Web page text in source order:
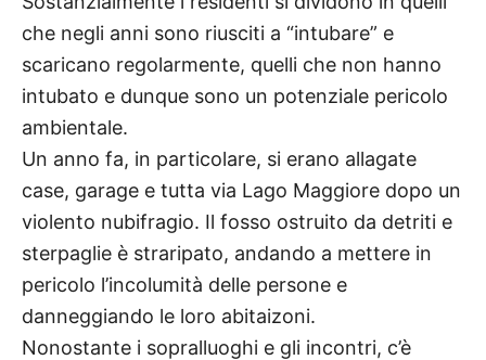
che negli anni sono riusciti a “intubare” e
scaricano regolarmente, quelli che non hanno
intubato e dunque sono un potenziale pericolo
ambientale.
Un anno fa, in particolare, si erano allagate
case, garage e tutta via Lago Maggiore dopo un
violento nubifragio. Il fosso ostruito da detriti e
sterpaglie è straripato, andando a mettere in
pericolo l’incolumità delle persone e
danneggiando le loro abitaizoni.
Nonostante i sopralluoghi e gli incontri, c’è